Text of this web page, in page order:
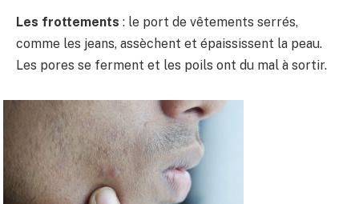
Les frottements : le port de vêtements serrés,
comme les jeans, assèchent et épaississent la peau.
Les pores se ferment et les poils ont du mal à sortir.